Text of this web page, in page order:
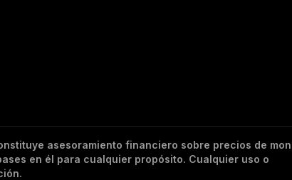
asesoramiento financiero sobre precios de
en él para cualquier propósito. Cualquier uso o